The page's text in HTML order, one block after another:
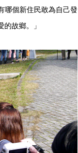
哪個新住民敢為自己發
故鄉。」